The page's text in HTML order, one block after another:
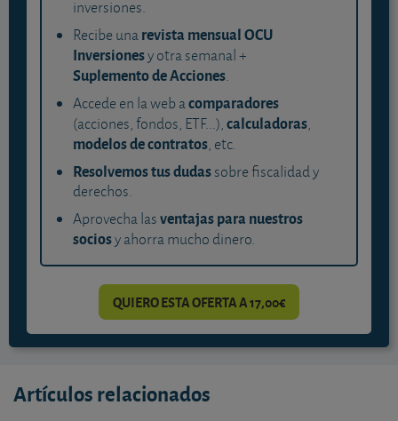
inversiones.
Recibe unarevista mensual OCU
Inversionesy otra semanal +
Suplemento de Acciones.
Accede en la web acomparadores
(acciones, fondos, ETF...),calculadoras,
modelos de contratos, etc.
Resolvemos tus dudassobre fiscalidad y
derechos.
Aprovecha lasventajas para nuestros
sociosy ahorra mucho dinero.
QUIERO ESTA OFERTA A 17,00€
Artículos relacionados